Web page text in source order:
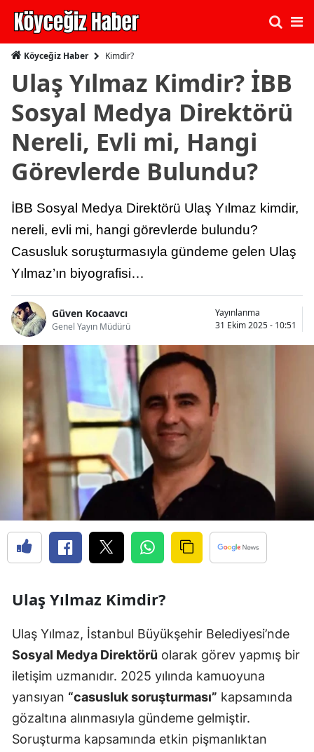
Köyceğiz Haber Kimdir?
Ulaş Yılmaz Kimdir? İBB
Sosyal Medya Direktörü
Nereli, Evli mi, Hangi
Görevlerde Bulundu?
İBB Sosyal Medya Direktörü Ulaş Yılmaz kimdir,
nereli, evli mi, hangi görevlerde bulundu?
Casusluk soruşturmasıyla gündeme gelen Ulaş
Yılmaz’ın biyografisi…
Güven Kocaavcı
Genel Yayın Müdürü
Yayınlanma
31 Ekim 2025 - 10:51
Ulaş Yılmaz Kimdir?
Ulaş Yılmaz, İstanbul Büyükşehir Belediyesi’nde
Sosyal Medya Direktörü olarak görev yapmış bir
iletişim uzmanıdır. 2025 yılında kamuoyuna
yansıyan “casusluk soruşturması” kapsamında
gözaltına alınmasıyla gündeme gelmiştir.
Soruşturma kapsamında etkin pişmanlıktan